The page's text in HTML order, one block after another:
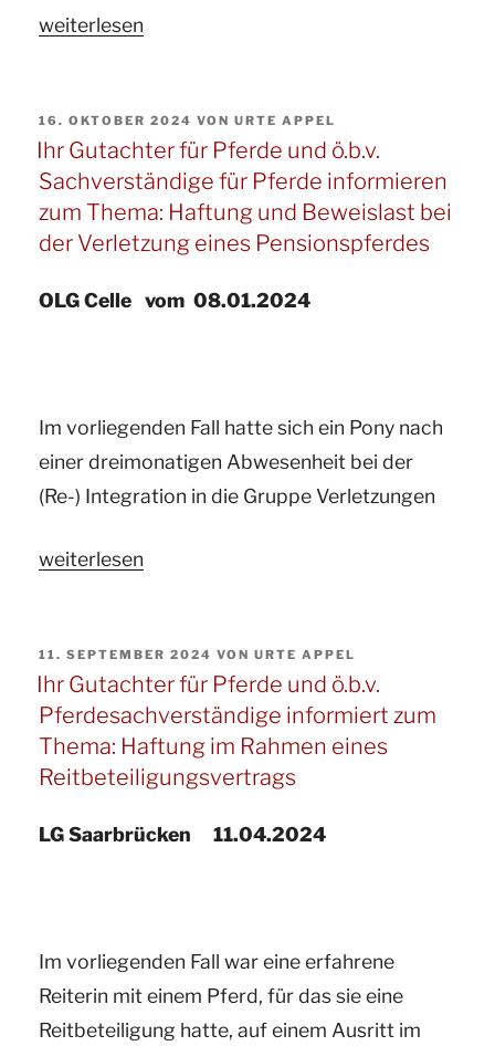
„Ihr
Pferde
und
ö.b.v.
Sachverständige
Pferde
Eine
durch
Überweidung
Grasnarbe
Bundesbodenschutzgesetz
(BBodSchG).“
weiterlesen
VERÖFFENTLICHT
AM
16. OKTOBER 2024 VONURTE APPEL
Ihr Gutachter für Pferde und ö.b.v.
Sachverständige für Pferde informieren
zum Thema: Haftung und Beweislast bei
der Verletzung eines Pensionspferdes
OLG Celle vom 08.01.2024
Im vorliegenden Fall hatte sich ein Pony nach
einer dreimonatigen Abwesenheit bei der
(Re-) Integration in die Gruppe Verletzungen
„Ihr
Pferde
und
ö.b.v.
Sachverständige
Pferde
Haftung
und
Beweislast
weiterlesen
VERÖFFENTLICHT
AM
11. SEPTEMBER 2024 VONURTE APPEL
Ihr Gutachter für Pferde und ö.b.v.
Pferdesachverständige informiert zum
Thema: Haftung im Rahmen eines
Reitbeteiligungsvertrags
LG Saarbrücken 11.04.2024
Im vorliegenden Fall war eine erfahrene
Reiterin mit einem Pferd, für das sie eine
Reitbeteiligung hatte, auf einem Ausritt im